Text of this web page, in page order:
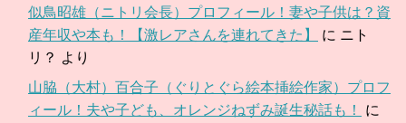
似鳥昭雄（ニトリ会長）プロフィール！妻や子供は？資
産年収や本も！【激レアさんを連れてきた】
に ニト
リ？ より
山脇（大村）百合子（ぐりとぐら絵本挿絵作家）プロフ
ィール！夫や子ども、オレンジねずみ誕生秘話も！
に